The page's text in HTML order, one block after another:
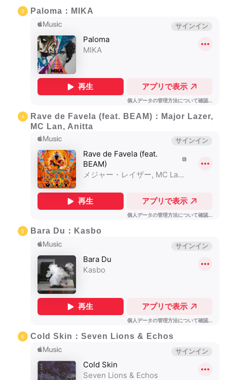
Paloma：MIKA
Rave de Favela (feat. BEAM)：Major Lazer,
MC Lan, Anitta
Bara Du：Kasbo
Cold Skin：Seven Lions & Echos